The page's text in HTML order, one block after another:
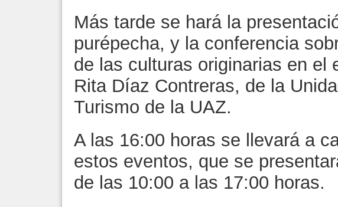
Más tarde se hará la
purépecha, y la conferencia
de las culturas originarias en el
Rita Díaz Contreras, de la
Turismo de la UAZ.
A las 16:00 horas se llevará a
estos eventos, que se
de las 10:00 a las 17:00 horas.